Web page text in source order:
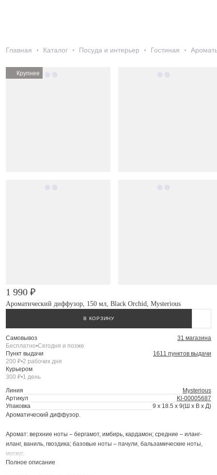
Главная Каталог Посуда и интерьер Гостиная
Крупнее
Ароматический диффузор, 150 мл, Black Orchid, Mysterious
1 990 ₽
В КОРЗИНУ
Самовывоз
31 магазина
Бесплатно•Сегодня и позже
Пункт выдачи
1611 пунктов выдачи
200 ₽•2 рабочих дня
Курьером
300 ₽•1 день
Линия
Mysterious
Артикул
Kl-00005687
Упаковка
9 x 18.5 x 9(Ш x В x Д)
Ароматический диффузор.
Аромат: верхние ноты – бергамот, имбирь, кардамон; средние – иланг-
иланг, ваниль, гвоздика; базовые ноты – пачули, бальзамические ноты,
мускус.
Объем: 150 мл.
Полное описание